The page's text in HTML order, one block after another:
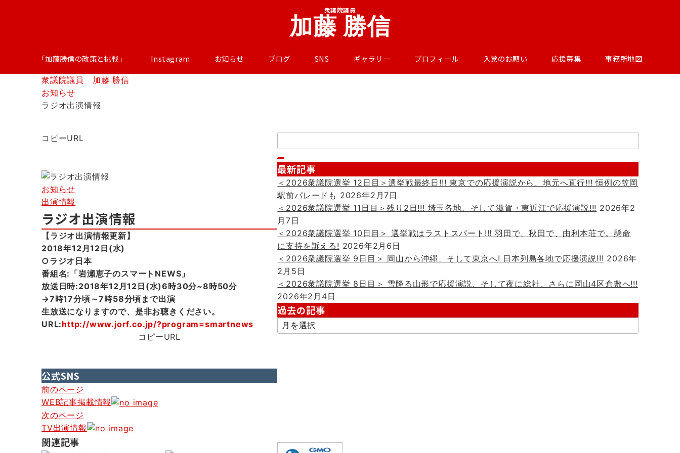
衆議院議員
加藤 勝信
「加藤勝信の政策と挑戦」 Instagram お知らせ ブログ SNS ギャラリー プロフィール 入党のお願い 応援募集 事務所地図
衆議院議員 加藤 勝信
お知らせ
ラジオ出演情報
コピーURL
お知らせ
出演情報
ラジオ出演情報
【ラジオ出演情報更新】
2018年12月12日(水)
○ラジオ日本
番組名:「岩瀬恵子のスマートNEWS」
放送日時:2018年12月12日(水)6時30分~8時50分
→7時17分頃～7時58分頃まで出演
生放送になりますので、是非お聴きください。
URL:http://www.jorf.co.jp/?program=smartnews
コピーURL
公式SNS
投
稿
ナ
ビ
前のページ
WEB記事掲載情報
次のページ
TV出演情報
関連記事
索：
最新記事
＜2026衆議院選挙 12日目＞選挙戦最終日!!! 東京での応援演説から、地元へ直行!!! 恒例の笠岡
駅前パレードも 2026年2月7日
＜2026衆議院選挙 11日目＞残り2日!!! 埼玉各地、そして滋賀・東近江で応援演説!!! 2026年2
月7日
＜2026衆議院選挙 10日目＞ 選挙戦はラストスパート!!! 羽田で、秋田で、由利本荘で。懸命
に支持を訴える! 2026年2月6日
＜2026衆議院選挙 9日目＞ 岡山から沖縄、そして東京へ! 日本列島各地で応援演説!!! 2026年
2月5日
＜2026衆議院選挙 8日目＞ 雪降る山形で応援演説、そして夜に総社、さらに岡山4区倉敷へ!!!
2026年2月4日
過去の記事
過
去